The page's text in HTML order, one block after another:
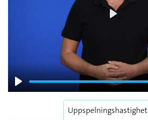
Play
Uppspelningshastighet